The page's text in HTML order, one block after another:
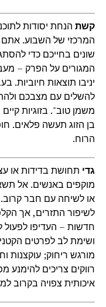
קשתהנחת יסודות
המרכזי של השבוע.
שונים בחייכם כדי
המגורים על הפרק –
יניבו תוצאות חיוביות.
להשלים עם מצבכם
משמן טוב". בזוגיות
בן הזוג תעשה פלאים.
הרוח.
גדי תחושת בדידות או
מוקפים באנשים. אל
או לשיחה עם חבר קרוב.
לשיפור התזרים, אך
חדשות – העדיפו לפעול
ושימת לב לפרטים
מורגש ריחוק; עוקצנות
רווקים צריכים
איכותית צפויה בקרוב